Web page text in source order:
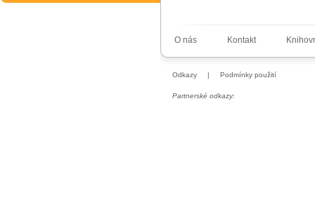
O nás Kontakt
Odkazy | Podmínky použití
Partnerské odkazy: